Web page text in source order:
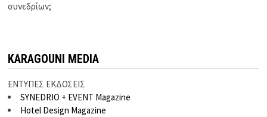
συνεδρίων;
KARAGOUNI MEDIA
ΕΝΤΥΠΕΣ ΕΚΔΟΣΕΙΣ
SYNEDRIO + EVENT Magazine
Hotel Design Magazine